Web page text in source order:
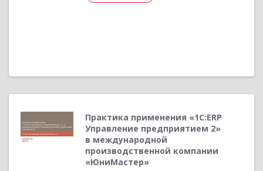
Практика применения «1С:ERP
Управление предприятием 2»
в международной
производственной компании
«ЮниМастер»